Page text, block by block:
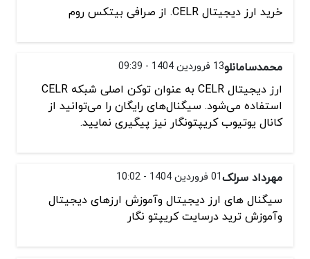
خرید ارز دیجیتال CELR. از صرافی بیتکس روم
محمدسامانلو13 فروردین 1404 - 09:39
ارز دیجیتال CELR به عنوان توکن اصلی شبکه CELR
استفاده می‌شود. سیگنال‌های رایگان را می‌توانید از
کانال یوتیوب کریپتونگار نیز پیگیری نمایید.
مهرداد سرلک01 فروردین 1404 - 10:02
سیگنال های ارز دیجیتال وآموزش ارزهای دیجیتال
وآموزش ترید درسایت کریپتو نگار